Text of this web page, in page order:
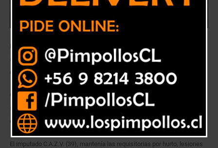
Detectives de la Brigada de Investigación Criminal Villa Alemana detuvo
a un sujeto que registraba ocho órdenes de aprehensión pendientes,
emanadas de distintos tribunales del país.
Gracias a un trabajo de cruce de información realizado por los oficiales,
se determinó el actual paradero del antisocial, siendo detenido en un
concurrido mall de la zona.
El imputado C.A.Z.V. (39), mantenía las requisitorias por hurto, lesiones